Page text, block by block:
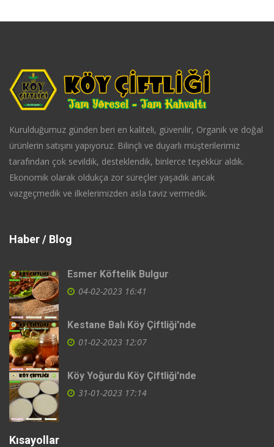
Kurulduğumuz günden beri en kaliteli, güvenilir, Organik ve doğal
ürünlerin satışını yapıyoruz. Bilinçli ve duyarlı müşterilerimiz
tarafından çok sevildik, desteklendik, binlerce teşekkür aldık.
Ekonomik olarak oldukça zor süreçler yaşadık ancak
vazgeçmedik ve ilkelerimizden asla taviz vermedik.
Haber / Blog
Esmer Köftelik Bulgur
04-02-2023 16:41
Kestane Balı Köy Çiftliği'nde
01-02-2023 12:07
Köy Yoğurdu Köy Çiftliği'nde
31-01-2023 17:14
Kısayollar